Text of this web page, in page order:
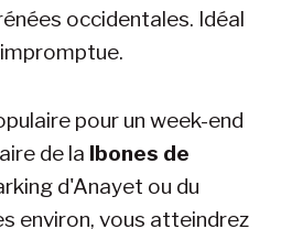
occidentales. Idéal
pour un week-end
de la Ibones de
d'Anayet ou du
environ, vous atteindrez